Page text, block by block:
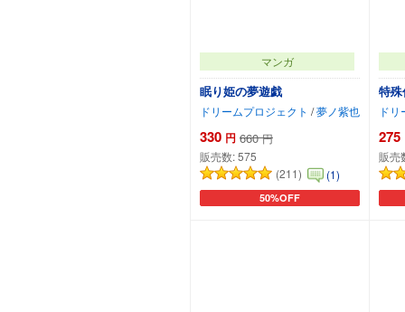
マンガ
眠り姫の夢遊戯
ドリームプロジェクト /夢ノ紫也
330 円 660 円
販売数:575
(211)
(1)
50%OFF
カートに追加
特
ド
275
販売